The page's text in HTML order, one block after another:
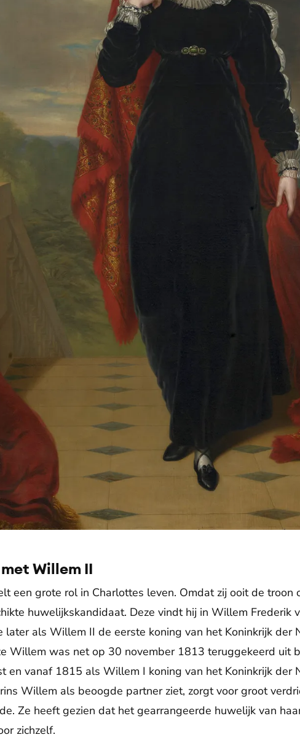
Willem II
een grote rol in Charlottes leven. Omdat zij ooit de troon
huwelijkskandidaat. Deze vindt hij in Willem Frederik
later als Willem II de eerste koning van het Koninkrijk der
Willem was net op 30 november 1813 teruggekeerd uit
en vanaf 1815 als Willem I koning van het Koninkrijk der
Willem als beoogde partner ziet, zorgt voor groot
Ze heeft gezien dat het gearrangeerde huwelijk van
zichzelf.